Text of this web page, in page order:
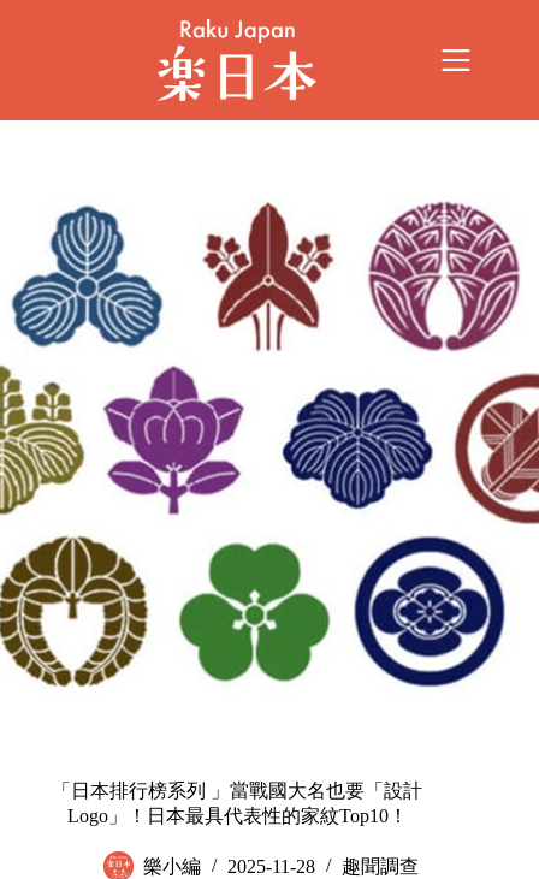
「日本排行榜系列 」當戰國大名也要「設計
Logo」！日本最具代表性的家紋Top10！
樂小編 2025-11-28 趣聞調查